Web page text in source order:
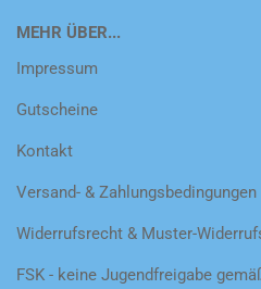
MEHR ÜBER...
Impressum
Gutscheine
Kontakt
Versand- & Zahlungsbedingungen
Widerrufsrecht & Muster-
FSK - keine Jugendfreigabe